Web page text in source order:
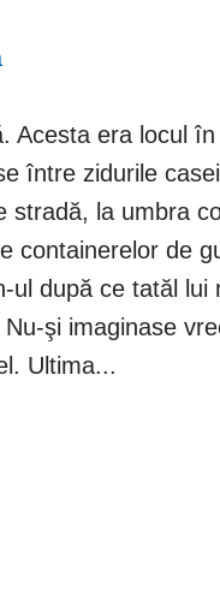
era locul în
între zidurile
stradă, la umbra
containerelor de
ul după ce tatăl lui
şi imaginase
Ultima...